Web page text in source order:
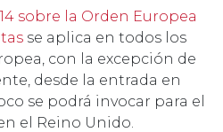
sobre la Orden Europea
se aplica en todos los
con la excepción de
desde la entrada en
se podrá invocar para el
el Reino Unido.